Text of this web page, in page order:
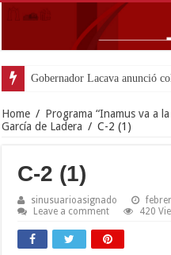
Gobernador Lacava anunció
Home / Programa “Inamus va a
García de Ladera / C-2 (1)
C-2 (1)
sinusuarioasignado
Leave a comment
420